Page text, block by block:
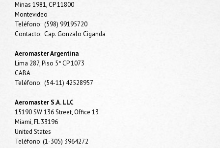
Minas 1981, CP 11800
Montevideo
Teléfono: (598) 99195720
Contacto: Cap. Gonzalo Ciganda
Aeromaster Argentina
Lima 287, Piso 5ª CP 1073
CABA
Teléfono: (54-11) 42528957
Aeromaster S.A. LLC
15190 SW 136 Street, Office 13
Miami, FL 33196
United States
Teléfono: (1-305) 3964272